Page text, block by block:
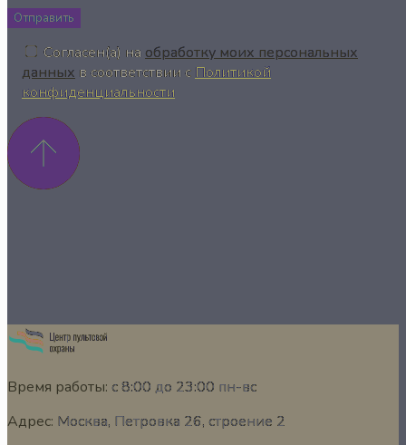
Отправить
Согласен(а) на обработку моих персональных
данных в соответствии с Политикой
конфиденциальности
Время работы: с 8:00 до 23:00 пн-вс
Адрес: Москва, Петровка 26, строение 2